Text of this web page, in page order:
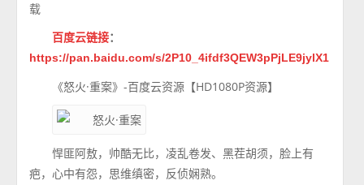
载
百度云链接：
https://pan.baidu.com/s/2P10_4ifdf3QEW3pPjLE9jylX1
《怒火·重案》-百度云资源【HD1080P资源】
悍匪阿敖，帅酷无比，凌乱卷发、黑茬胡须，脸上有
疤，心中有怨，思维缜密，反侦娴熟。